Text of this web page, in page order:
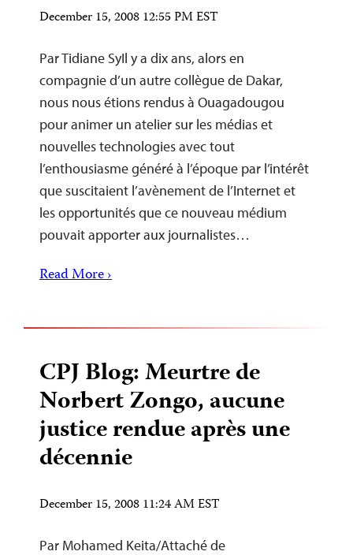
December 15, 2008 12:55 PM EST
Par Tidiane SyIl y a dix ans, alors en
compagnie d’un autre collègue de Dakar,
nous nous étions rendus à Ouagadougou
pour animer un atelier sur les médias et
nouvelles technologies avec tout
l’enthousiasme généré à l’époque par l’intérêt
que suscitaient l’avènement de l’Internet et
les opportunités que ce nouveau médium
pouvait apporter aux journalistes…
Read More ›
CPJ Blog: Meurtre de
Norbert Zongo, aucune
justice rendue après une
décennie
December 15, 2008 11:24 AM EST
Par Mohamed Keita/Attaché de